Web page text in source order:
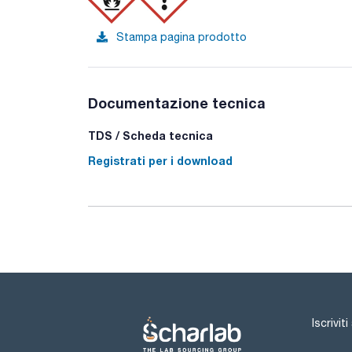
Stampa pagina prodotto
Documentazione tecnica
TDS / Scheda tecnica
Registrati per i download